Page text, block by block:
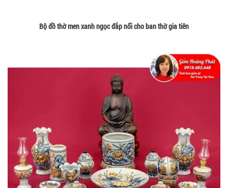
Bộ đồ thờ men xanh ngọc đắp nổi cho ban thờ gia tiên